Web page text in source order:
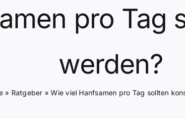
pro Tag
werden?
» Ratgeber »Wie viel Hanfsamen pro Tag sollten